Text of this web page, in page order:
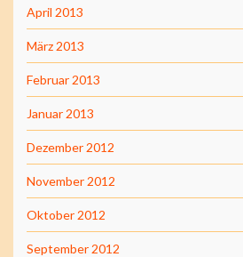
April 2013
März 2013
Februar 2013
Januar 2013
Dezember 2012
November 2012
Oktober 2012
September 2012